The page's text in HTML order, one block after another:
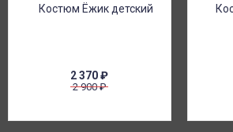
2 370₽
2 900₽